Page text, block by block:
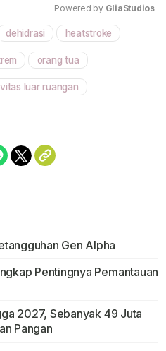
Mute
Powered by GliaStudios
dehidrasi heatstroke
orang tua
luar ruangan
Gen Alpha
Pentingnya Pemantauan
2027, Sebanyak 49 Juta
Pangan